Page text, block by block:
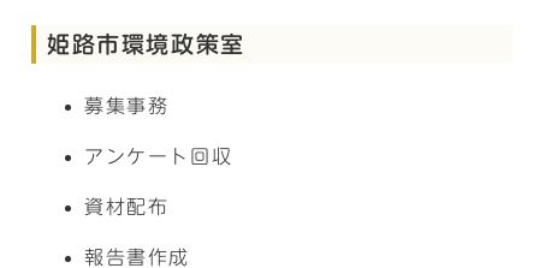
姫路市環境政策室
募集事務
アンケート回収
資材配布
報告書作成